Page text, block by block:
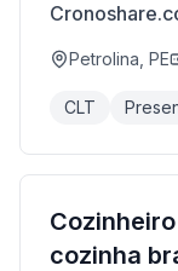
Petrolina, PE
CLT
cozinha